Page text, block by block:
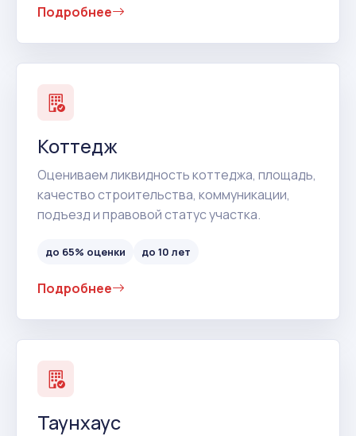
Подробнее
Коттедж
Оцениваем ликвидность коттеджа, площадь,
качество строительства, коммуникации,
подъезд и правовой статус участка.
до 65% оценки до 10 лет
Подробнее
Таунхаус